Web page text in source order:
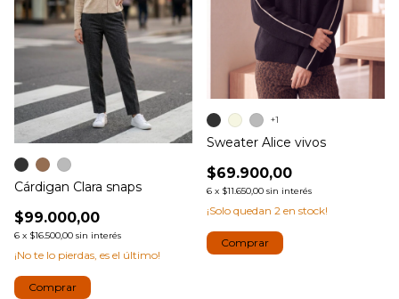
Cárdigan Clara snaps
$99.000,00
6 x $16.500,00 sin interés
¡No te lo pierdas, es el último!
Comprar
Sweater Alice vivos
$69.900,00
6 x $11.650,00 sin interés
¡Solo quedan 2 en stock!
+1
Comprar